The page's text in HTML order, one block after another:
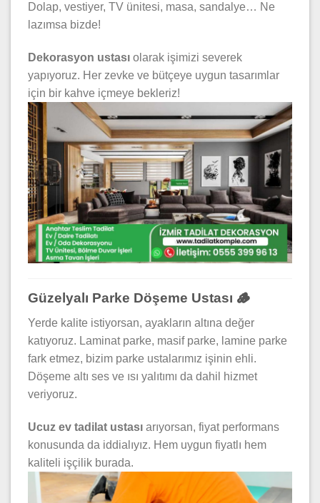
Dolap, vestiyer, TV ünitesi, masa, sandalye… Ne
lazımsa bizde!
Dekorasyon ustası olarak işimizi severek
yapıyoruz. Her zevke ve bütçeye uygun tasarımlar
için bir kahve içmeye bekleriz!
Güzelyalı Parke Döşeme Ustası 🪵
Yerde kalite istiyorsan, ayakların altına değer
katıyoruz. Laminat parke, masif parke, lamine parke
fark etmez, bizim parke ustalarımız işinin ehli.
Döşeme altı ses ve ısı yalıtımı da dahil hizmet
veriyoruz.
Ucuz ev tadilat ustası arıyorsan, fiyat performans
konusunda da iddialıyız. Hem uygun fiyatlı hem
kaliteli işçilik burada.